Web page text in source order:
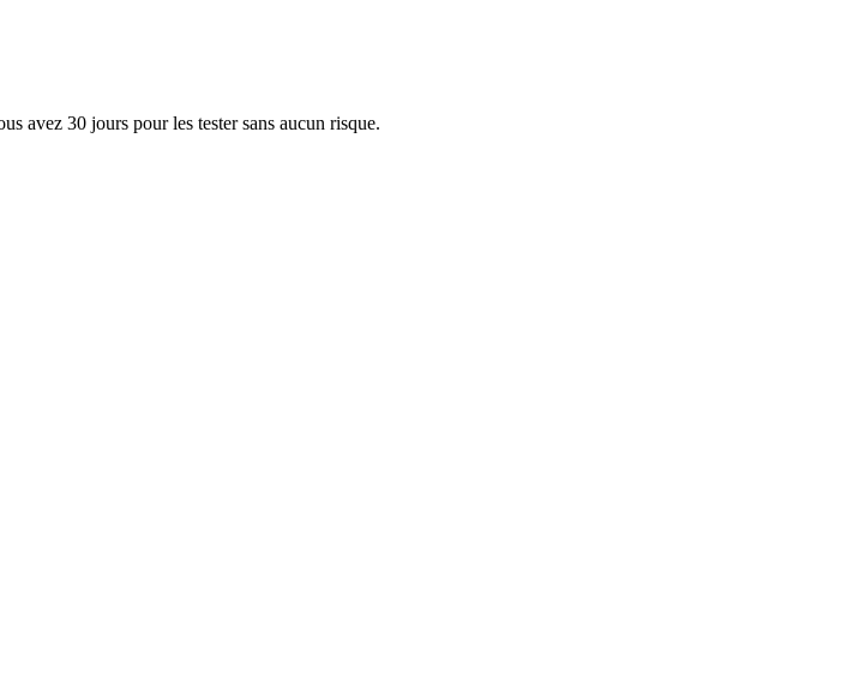
avez 30 jours pour les tester sans aucun risque.